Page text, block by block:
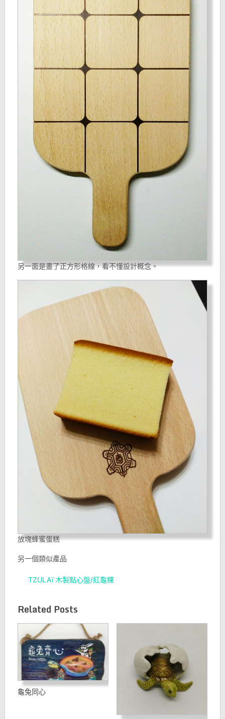
另一面是畫了正方形格線，看不懂設計概念。
放塊蜂蜜蛋糕
另一個類似產品
TZULAï 木製點心盤/紅龜粿
Related Posts
龜兔同心